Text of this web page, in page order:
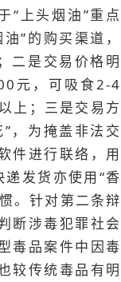
“上头烟油”重点
”的购买渠道，
二是交易价格明
元，可吸食2-4
上；三是交易方
，为掩盖非法交
件进行联络，用
递发货亦使用“香
。针对第二条辩
断涉毒犯罪社会
毒品案件中因毒
较传统毒品有明